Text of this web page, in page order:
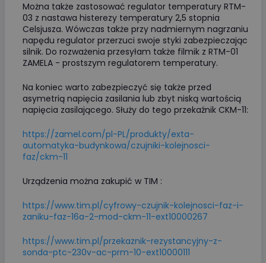
Można także zastosować regulator temperatury RTM-
03 z nastawa histerezy temperatury 2,5 stopnia
Celsjusza. Wówczas także przy nadmiernym nagrzaniu
napędu regulator przerzuci swoje styki zabezpieczając
silnik. Do rozważenia przesyłam także filmik z RTM-01
ZAMELA - prostszym regulatorem temperatury.
Na koniec warto zabezpieczyć się także przed
asymetrią napięcia zasilania lub zbyt niską wartością
napięcia zasilającego. Służy do tego przekaźnik CKM-11:
https://zamel.com/pl-PL/produkty/exta-
automatyka-budynkowa/czujniki-kolejnosci-
faz/ckm-11
Urządzenia można zakupić w TIM :
https://www.tim.pl/cyfrowy-czujnik-kolejnosci-faz-i-
zaniku-faz-16a-2-mod-ckm-11-ext10000267
https://www.tim.pl/przekaznik-rezystancyjny-z-
sonda-ptc-230v-ac-prm-10-ext10000111